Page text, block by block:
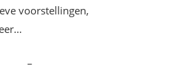
voorstellingen,